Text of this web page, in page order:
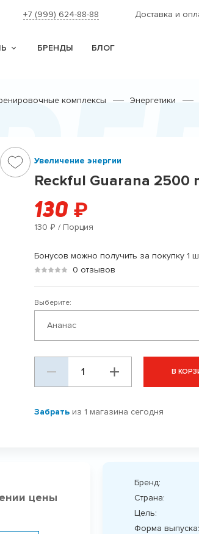
+7 (999) 624-88-88 Доставка и
БРЕНДЫ БЛОГ
комплексы Энергетики
Увеличение энергии
Reckful Guarana 2500
130 ₽
130 ₽ / Порция
Бонусов можно получить за покупку 1
0 отзывов
Выберите:
Ананас
В
Забрать из 1 магазина сегодня
цены
Бренд:
Страна:
Цель:
Форма выпуска: